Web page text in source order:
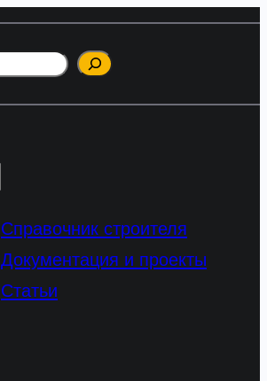
Справочник строителя
Документация и проекты
Статьи